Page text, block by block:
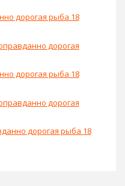
дорогая рыба 18
дорогая
дорогая рыба 18
дорогая
дорогая рыба 18